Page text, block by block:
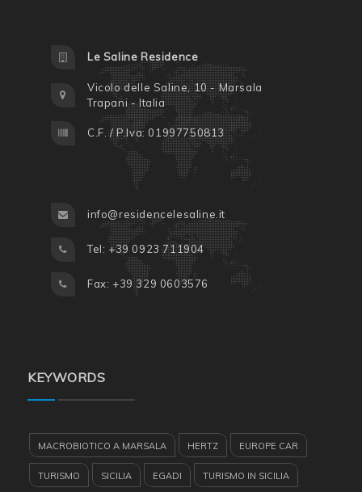
Le Saline Residence
Vicolo delle Saline, 10 - Marsala
Trapani - Italia
C.F. / P.Iva: 01997750813
info@residencelesaline.it
Tel: +39 0923 711904
Fax: +39 329 0603576
KEYWORDS
MACROBIOTICO A MARSALA HERTZ EUROPE CAR
TURISMO SICILIA EGADI TURISMO IN SICILIA